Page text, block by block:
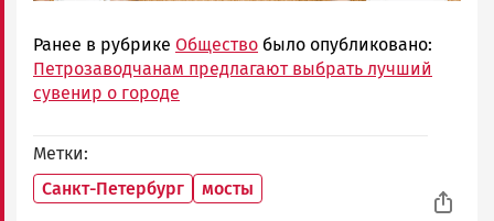
Ранее в рубрике Общество было опубликовано:
Петрозаводчанам предлагают выбрать лучший
сувенир о городе
Метки
Санкт-Петербург
мосты